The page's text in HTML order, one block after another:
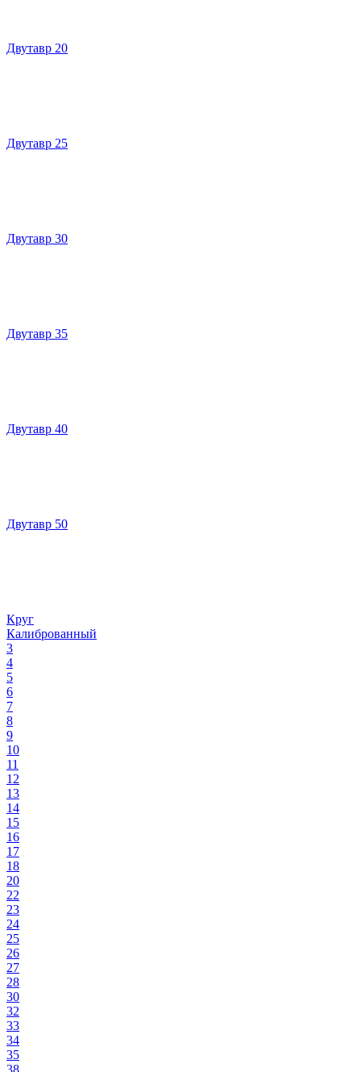
Двутавр 20
Двутавр 25
Двутавр 30
Двутавр 35
Двутавр 40
Двутавр 50
Круг
Калиброванный
3
4
5
6
7
8
9
10
11
12
13
14
15
16
17
18
20
22
23
24
25
26
27
28
30
32
33
34
35
38